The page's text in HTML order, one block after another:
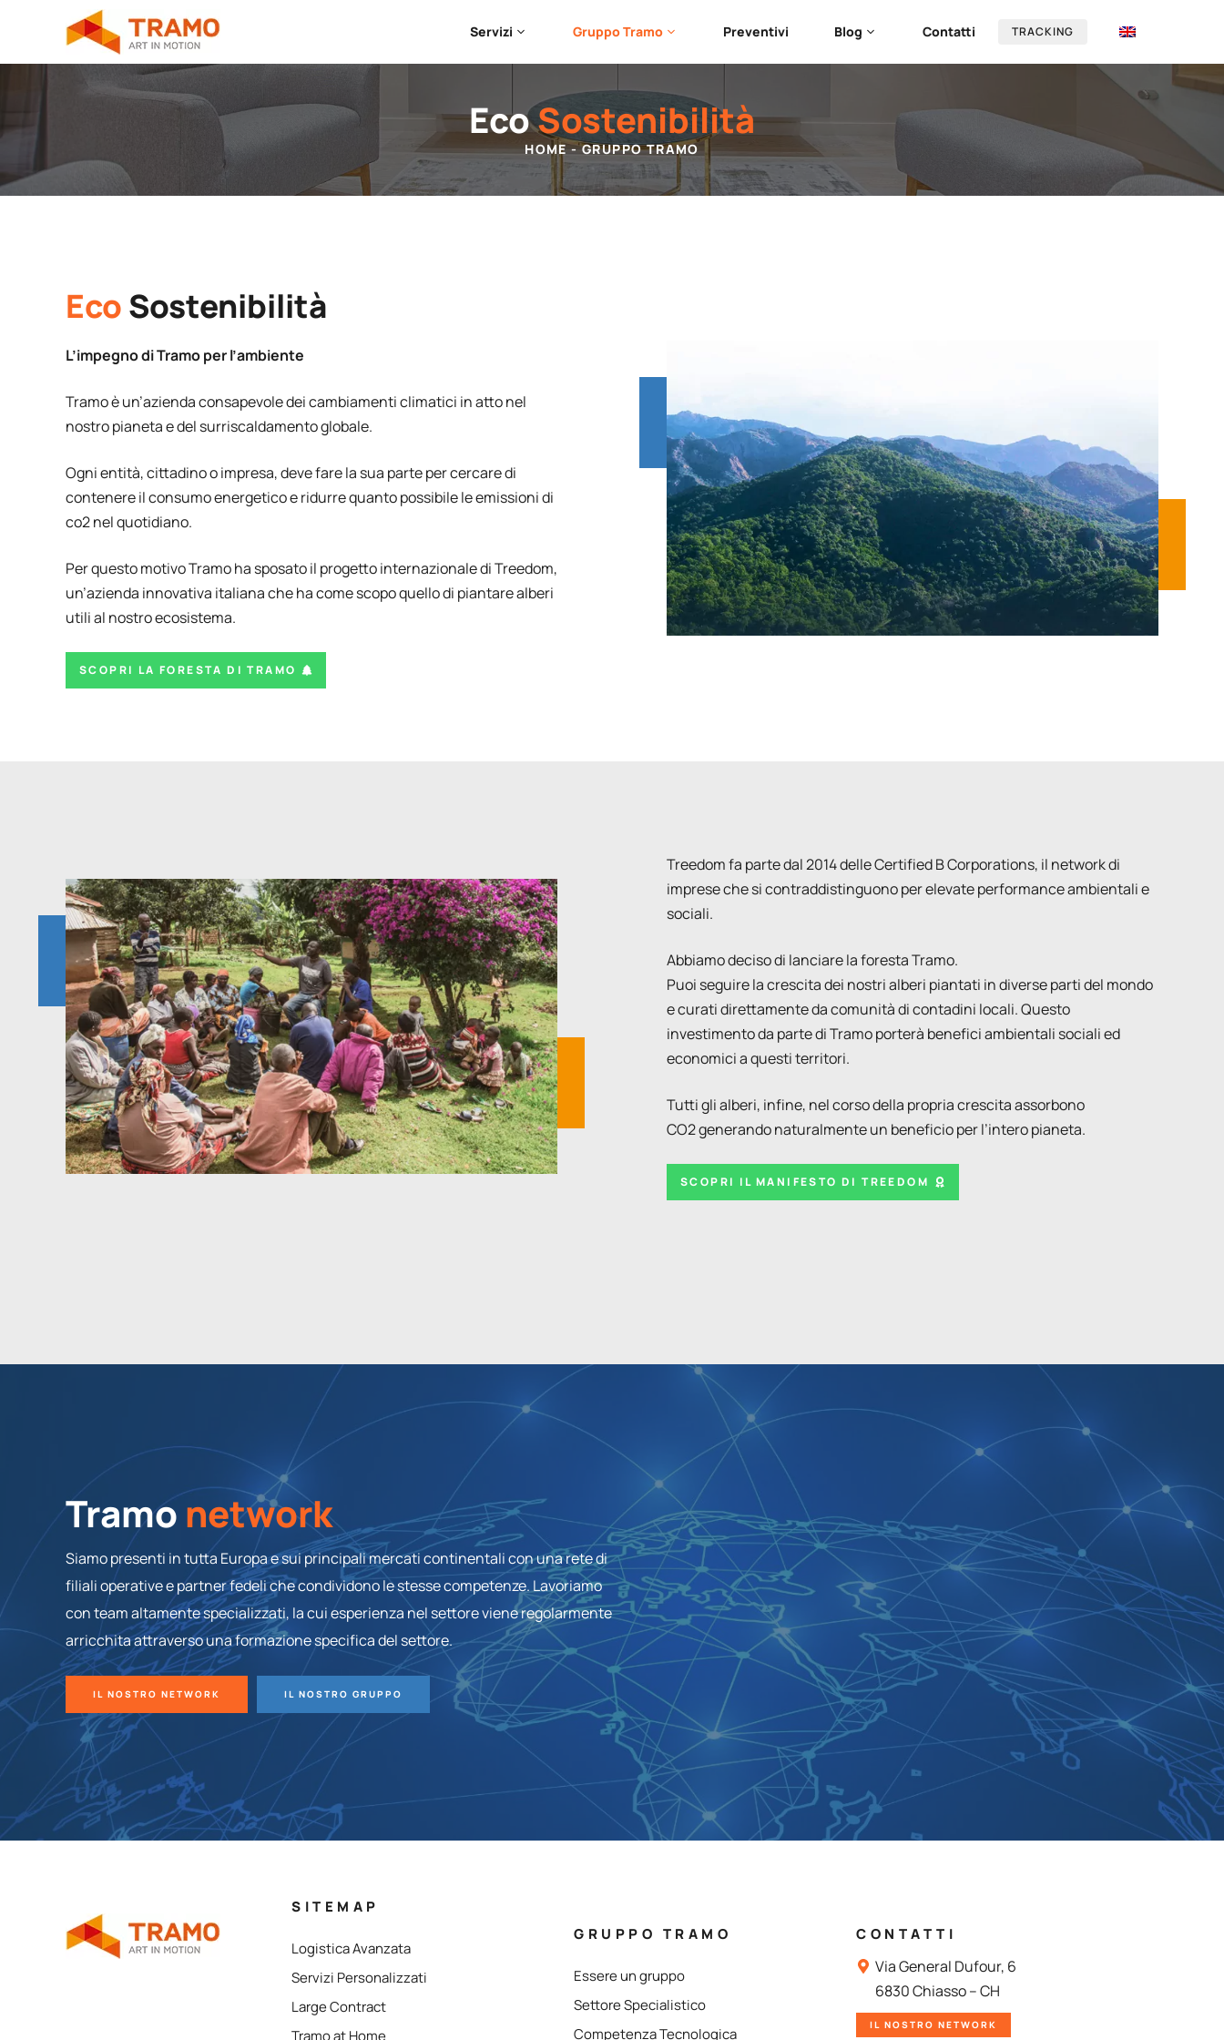
contenuto
Servizi Gruppo Tramo Preventivi Blog Contatti TRACKING
EcoSostenibilità
HOME-GRUPPO TRAMO
EcoSostenibilità
L’impegno di Tramo per l’ambiente
Tramo è un’azienda consapevole dei cambiamenti climatici in atto nel
nostro pianeta e del surriscaldamento globale.
Ogni entità, cittadino o impresa, deve fare la sua parte per cercare di
contenere il consumo energetico e ridurre quanto possibile le emissioni di
co2 nel quotidiano.
Per questo motivo Tramo ha sposato il progetto internazionale di Treedom,
un’azienda innovativa italiana che ha come scopo quello di piantare alberi
utili al nostro ecosistema.
SCOPRI LA FORESTA DI TRAMO
Treedom fa parte dal 2014 delle Certified B Corporations, il network di
imprese che si contraddistinguono per elevate performance ambientali e
sociali.
Abbiamo deciso di lanciare la foresta Tramo.
Puoi seguire la crescita dei nostri alberi piantati in diverse parti del mondo
e curati direttamente da comunità di contadini locali. Questo
investimento da parte di Tramo porterà benefici ambientali sociali ed
economici a questi territori.
Tutti gli alberi, infine, nel corso della propria crescita assorbono
CO2 generando naturalmente un beneficio per l’intero pianeta.
SCOPRI IL MANIFESTO DI TREEDOM
Tramonetwork
Siamo presenti in tutta Europa e sui principali mercati continentali con una rete di
filiali operative e partner fedeli che condividono le stesse competenze. Lavoriamo
con team altamente specializzati, la cui esperienza nel settore viene regolarmente
arricchita attraverso una formazione specifica del settore.
IL NOSTRO NETWORK IL NOSTRO GRUPPO
SITEMAP
Logistica Avanzata
Servizi Personalizzati
Large Contract
Tramo at Home
GRUPPO TRAMO
Essere un gruppo
Settore Specialistico
Competenza Tecnologica
CONTATTI
Via General Dufour, 6
6830 Chiasso – CH
IL NOSTRO NETWORK